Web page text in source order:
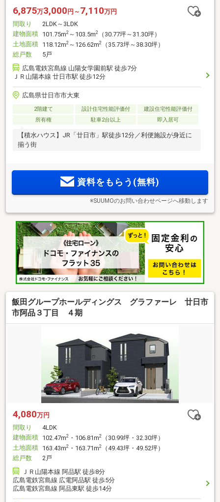
6,875万3,000 円～ 7,110万円
間取り
2LDK～3LDK
建物面積 101.75m2 ～103.5m2
（30.77坪～31.30坪）
土地面積 118.12m2 ～126.62m2
（35.73坪～38.30坪）
総戸数
5戸
広島電鉄宮島線 山陽女学園前駅 徒歩7分
ＪＲ山陽本線 廿日市駅 徒歩12分
広島県廿日市市大東
2階建て 設計住宅性能評価付
建設住宅性能評価付
所有権
駐車2台以上 即入居可
【積水ハウス】JR「廿日市」駅徒歩12分／利便施設が身近に
揃う街
資料をもらう(無料)
※SUUMOのお問い合わせページへ移動します
飯田グループホールディングス グラファーレ 廿日市
市阿品３丁目 ４期
4,080万円
間取り
4LDK
建物面積 102.47m2 ・106.81m2
（30.99坪・32.30坪）
土地面積 163.43m2 ・163.71m2
（49.43坪・49.52坪）
総戸数
2戸
ＪＲ山陽本線 阿品駅 徒歩8分
広島電鉄宮島線 広電阿品駅 徒歩5分
広島電鉄宮島線 阿品東駅 徒歩14分